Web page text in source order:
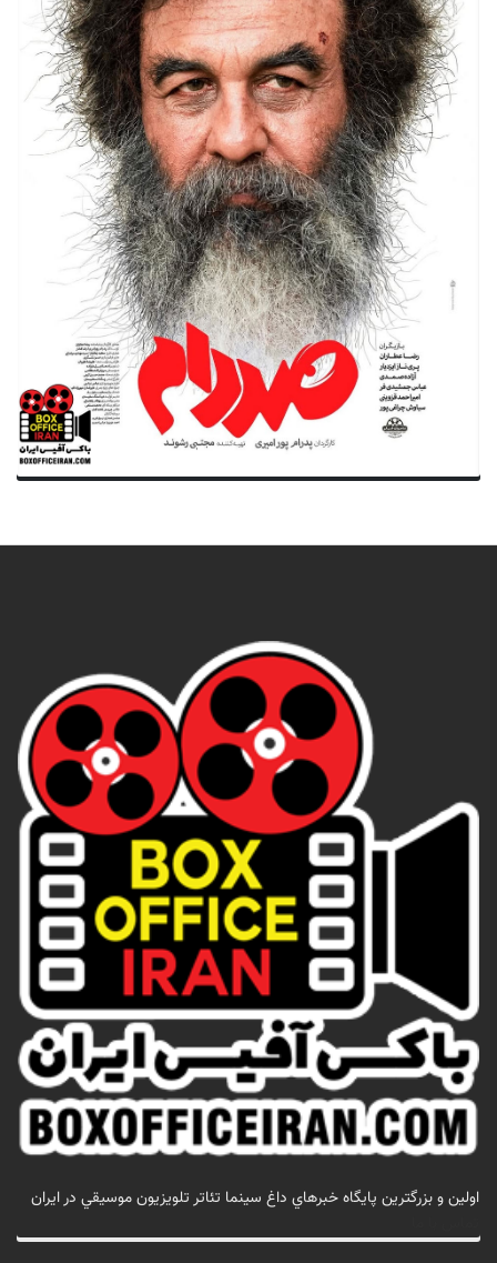
اولين و بزرگترين پايگاه خبرهاي داغ سينما تئاتر تلويزيون موسيقي در ايران